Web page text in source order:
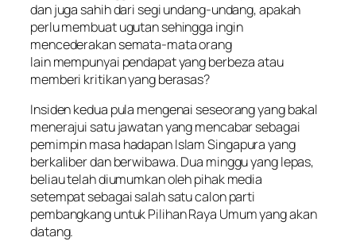
dan juga sahih dari segi undang-undang, apakah
perlu membuat ugutan sehingga ingin
mencederakan semata-mata orang
lain mempunyai pendapat yang berbeza atau
memberi kritikan yang berasas?
Insiden kedua pula mengenai seseorang yang bakal
menerajui satu jawatan yang mencabar sebagai
pemimpin masa hadapan Islam Singapura yang
berkaliber dan berwibawa. Dua minggu yang lepas,
beliau telah diumumkan oleh pihak media
setempat sebagai salah satu calon parti
pembangkang untuk Pilihan Raya Umum yang akan
datang.